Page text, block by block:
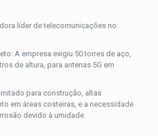
líder de telecomunicações no
A empresa exigiu 50 torres de aço,
de altura, para antenas 5G em
para construção, altas
em áreas costeiras, e a necessidade
devido à umidade.